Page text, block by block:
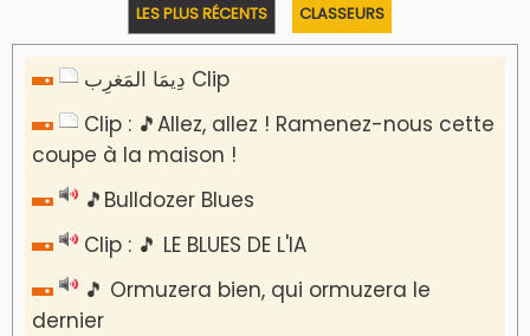
LES PLUS RÉCENTS CLASSEURS
دِيمَا المَغرِب Clip
Clip : 🎵Allez, allez ! Ramenez-nous cette
coupe à la maison !
🎵Bulldozer Blues
Clip : 🎵 LE BLUES DE L'IA
🎵 Ormuzera bien, qui ormuzera le
dernier